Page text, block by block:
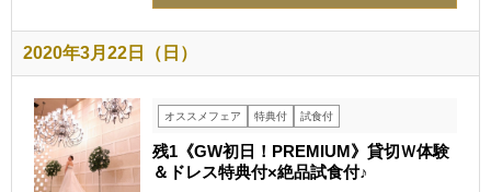
2020年3月22日（日）
オススメフェア 特典付 試食付
残1《GW初日！PREMIUM》貸切Ｗ体験
＆ドレス特典付×絶品試食付♪